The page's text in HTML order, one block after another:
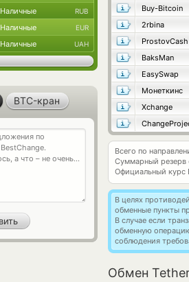
Buy-Bitcoin
2rbina
ProstovCash
BaksMan
EasySwap
Монеткинс
Xchange
Всего по
Суммарный резерв
Официальный курс
В целях
обменные пункты
В случае если
обменную
соблюдения
Обмен Tether
Наличные RUB
Наличные EUR
Наличные UAH
BTC-кран